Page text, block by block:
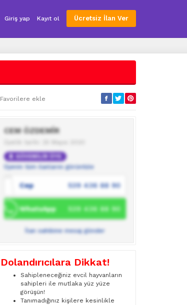
Giriş yap Kayıt ol Ücretsiz İlan Ver
Favorilere ekle
CEM ÖZDEMİR
GÜVENİLİR ÜYE
Üyenin tüm ilanlarını görüntüle
Cep 539 436 88 90
WhatsApp 539 436 88 90
İlan sahibine mesaj gönder
Dolandırıcılara Dikkat!
Sahipleneceğiniz evcil hayvanların
sahipleri ile mutlaka yüz yüze
görüşün!
Tanımadığınız kişilere kesinlikle